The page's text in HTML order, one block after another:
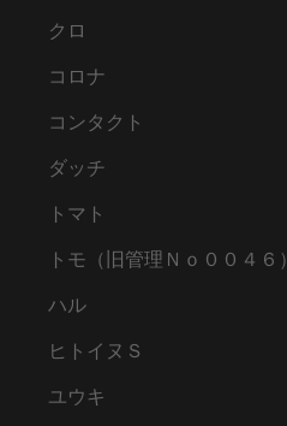
クロ
コロナ
コンタクト
ダッチ
トマト
トモ（旧管理Ｎｏ００４６）
ハル
ヒトイヌＳ
ユウキ